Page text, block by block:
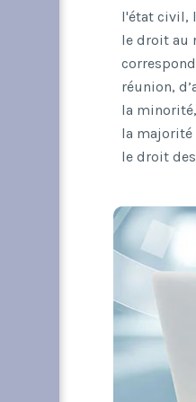
l'état civil,
le droit au
réunion,
la
la majorité
le droit